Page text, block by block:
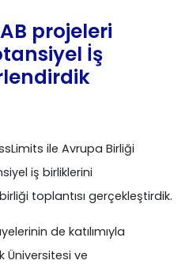
projeleri
İş
ile Avrupa Birliği
iş birliklerini
toplantısı gerçekleştirdik.
de katılımıyla
Üniversitesi ve